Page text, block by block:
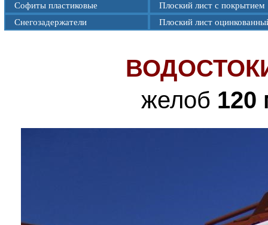
Софиты пластиковые
Снегозадержатели
Плоский лист с покрытием
Плоский лист
желоб